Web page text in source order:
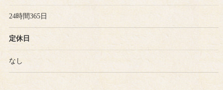
24時間365日
定休日
なし